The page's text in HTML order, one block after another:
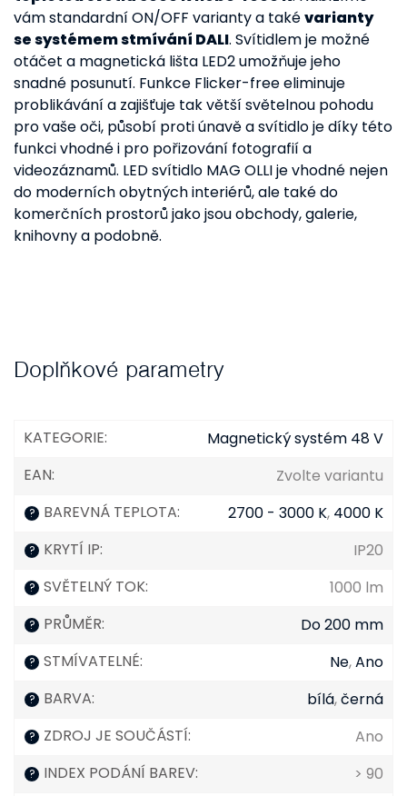
vám standardní ON/OFF varianty a takévarianty
se systémem stmívání DALI. Svítidlem je možné
otáčet a magnetická lišta LED2 umožňuje jeho
snadné posunutí. Funkce Flicker-free eliminuje
problikávání a zajišťuje tak větší světelnou pohodu
pro vaše oči, působí proti únavě a svítidlo je díky této
funkci vhodné i pro pořizování fotografií a
videozáznamů. LED svítidlo MAG OLLI je vhodné nejen
do moderních obytných interiérů, ale také do
komerčních prostorů jako jsou obchody, galerie,
knihovny a podobně.
Doplňkové parametry
KATEGORIE:
Magnetický systém 48 V
EAN: Zvolte variantu
? BAREVNÁ TEPLOTA: 2700 - 3000 K, 4000 K
? KRYTÍ IP: IP20
? SVĚTELNÝ TOK: 1000 lm
? PRŮMĚR: Do 200 mm
? STMÍVATELNÉ: Ne,Ano
? BARVA: bílá,černá
? ZDROJ JE SOUČÁSTÍ: Ano
? INDEX PODÁNÍ BAREV: > 90